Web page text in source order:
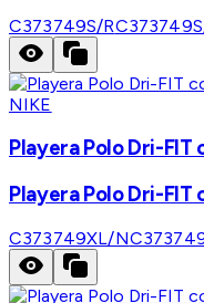
C373749S/R
NIKE
Playera Polo Dri-FIT
Playera Polo Dri-FIT
C373749XL/N